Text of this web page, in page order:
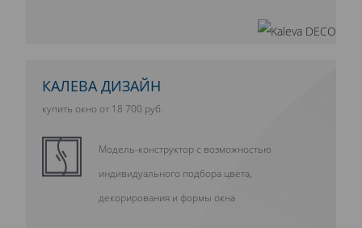
КАЛЕВА ДИЗАЙН
купить окно от 18 700 руб.
Модель-конструктор с возможностью
индивидуального подбора цвета,
декорирования и формы окна